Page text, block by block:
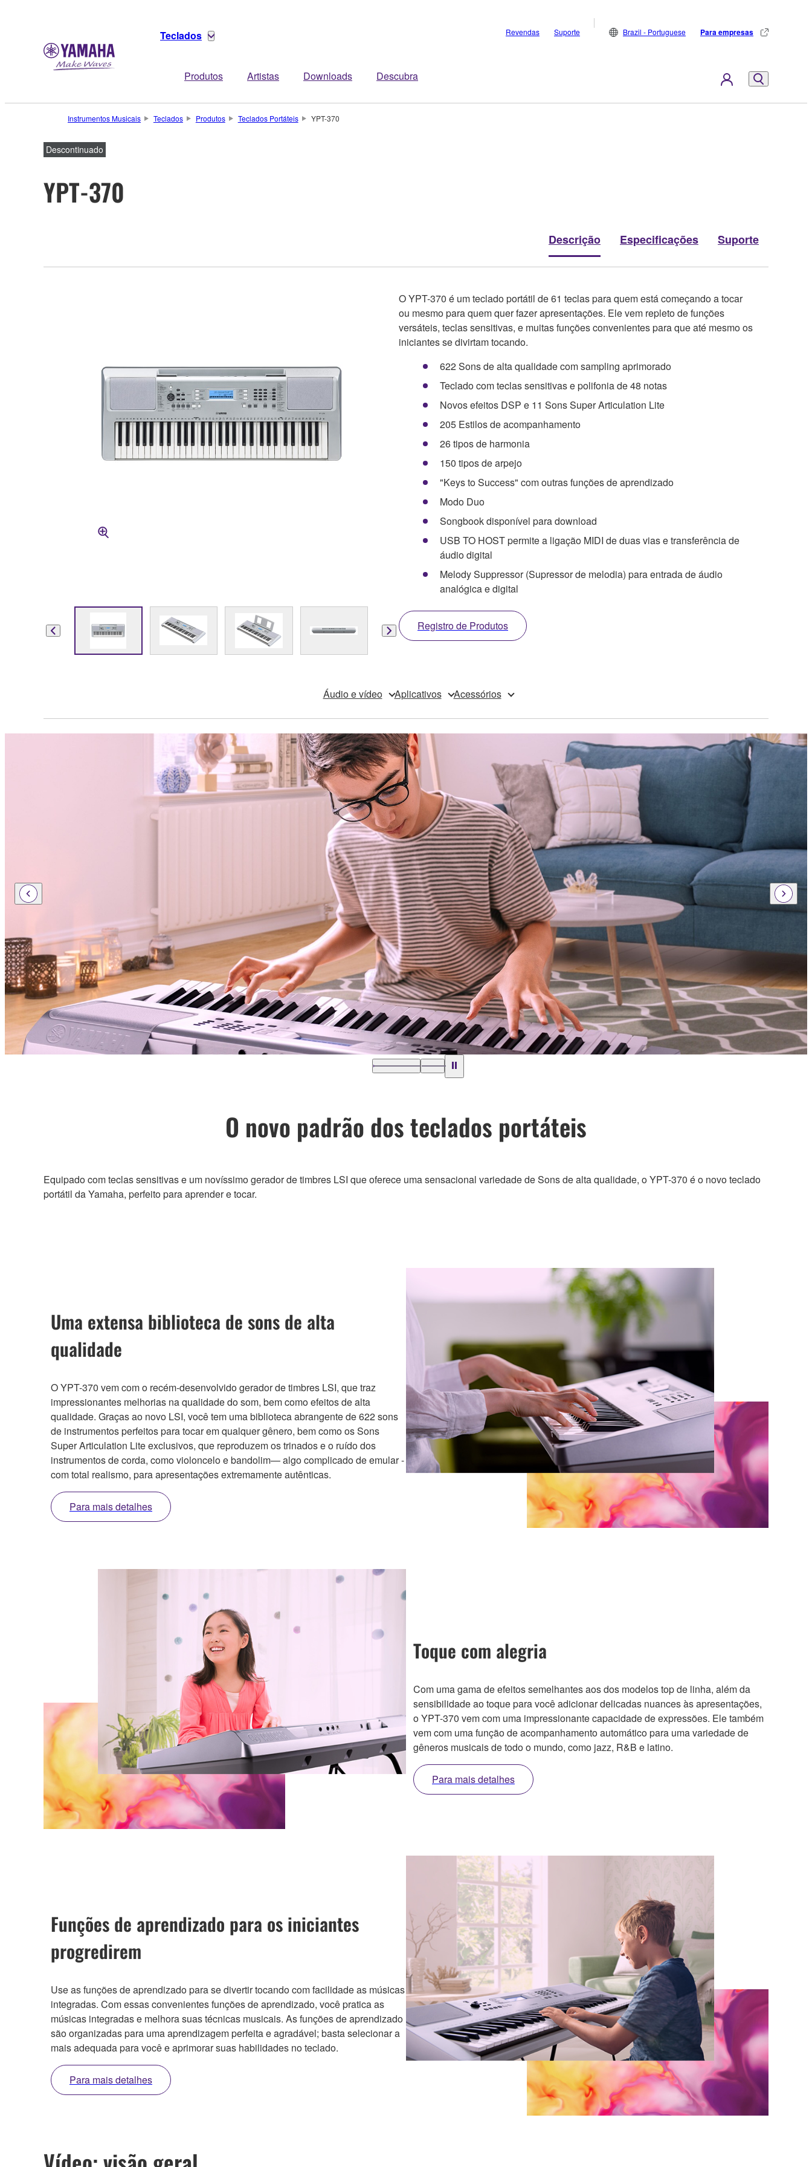
Teclados
Produtos Artistas Downloads Descubra
Revendas Suporte Brazil - Portuguese Para empresas
Instrumentos Musicais Teclados Produtos Teclados Portáteis YPT-370
Descontinuado
YPT-370
Descrição Especificações Suporte
O YPT-370 é um teclado portátil de 61 teclas para quem está começando a tocar
ou mesmo para quem quer fazer apresentações. Ele vem repleto de funções
versáteis, teclas sensitivas, e muitas funções convenientes para que até mesmo os
iniciantes se divirtam tocando.
622 Sons de alta qualidade com sampling aprimorado
Teclado com teclas sensitivas e polifonia de 48 notas
Novos efeitos DSP e 11 Sons Super Articulation Lite
205 Estilos de acompanhamento
26 tipos de harmonia
150 tipos de arpejo
"Keys to Success" com outras funções de aprendizado
Modo Duo
Songbook disponível para download
USB TO HOST permite a ligação MIDI de duas vias e transferência de
áudio digital
Melody Suppressor (Supressor de melodia) para entrada de áudio
analógica e digital
Registro de Produtos
Áudio e vídeo Aplicativos Acessórios
O novo padrão dos teclados portáteis
Equipado com teclas sensitivas e um novíssimo gerador de timbres LSI que oferece uma sensacional variedade de Sons de alta qualidade, o YPT-370 é o novo teclado
portátil da Yamaha, perfeito para aprender e tocar.
Uma extensa biblioteca de sons de alta
qualidade
O YPT-370 vem com o recém-desenvolvido gerador de timbres LSI, que traz
impressionantes melhorias na qualidade do som, bem como efeitos de alta
qualidade. Graças ao novo LSI, você tem uma biblioteca abrangente de 622 sons
de instrumentos perfeitos para tocar em qualquer gênero, bem como os Sons
Super Articulation Lite exclusivos, que reproduzem os trinados e o ruído dos
instrumentos de corda, como violoncelo e bandolim— algo complicado de emular -
com total realismo, para apresentações extremamente autênticas.
Para mais detalhes
Toque com alegria
Com uma gama de efeitos semelhantes aos dos modelos top de linha, além da
sensibilidade ao toque para você adicionar delicadas nuances às apresentações,
o YPT-370 vem com uma impressionante capacidade de expressões. Ele também
vem com uma função de acompanhamento automático para uma variedade de
gêneros musicais de todo o mundo, como jazz, R&B e latino.
Para mais detalhes
Funções de aprendizado para os iniciantes
progredirem
Use as funções de aprendizado para se divertir tocando com facilidade as músicas
integradas. Com essas convenientes funções de aprendizado, você pratica as
músicas integradas e melhora suas técnicas musicais. As funções de aprendizado
são organizadas para uma aprendizagem perfeita e agradável; basta selecionar a
mais adequada para você e aprimorar suas habilidades no teclado.
Para mais detalhes